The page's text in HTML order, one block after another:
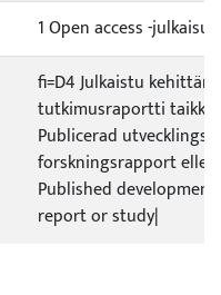
1 Open access -julkaisu
fi=D4 Julkaistu
tutkimusraportti taikka
Publicerad utvecklings-
forskningsrapport eller
Published
report or study|